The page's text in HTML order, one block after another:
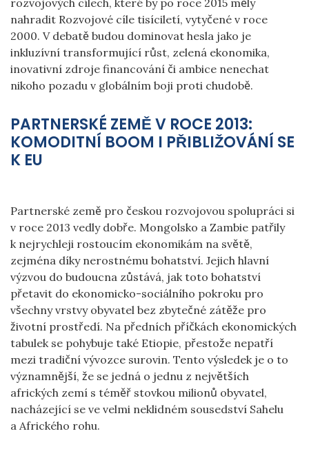
rozvojových cílech, které by po roce 2015 měly
nahradit Rozvojové cíle tisíciletí, vytyčené v roce
2000. V debatě budou dominovat hesla jako je
inkluzívní transformující růst, zelená ekonomika,
inovativní zdroje financování či ambice nenechat
nikoho pozadu v globálním boji proti chudobě.
PARTNERSKÉ ZEMĚ V ROCE 2013:
KOMODITNÍ BOOM I PŘIBLIŽOVÁNÍ SE
K EU
Partnerské země pro českou rozvojovou spolupráci si
v roce 2013 vedly dobře. Mongolsko a Zambie patřily
k nejrychleji rostoucím ekonomikám na světě,
zejména díky nerostnému bohatství. Jejich hlavní
výzvou do budoucna zůstává, jak toto bohatství
přetavit do ekonomicko-sociálního pokroku pro
všechny vrstvy obyvatel bez zbytečné zátěže pro
životní prostředí. Na předních příčkách ekonomických
tabulek se pohybuje také Etiopie, přestože nepatří
mezi tradiční vývozce surovin. Tento výsledek je o to
významnější, že se jedná o jednu z největších
afrických zemí s téměř stovkou milionů obyvatel,
nacházející se ve velmi neklidném sousedství Sahelu
a Afrického rohu.